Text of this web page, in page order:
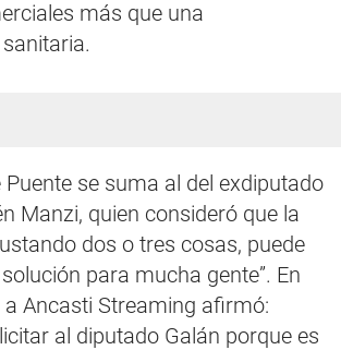
más que una
Puente se suma al del exdiputado
Manzi, quien consideró que la
dos o tres cosas, puede
para mucha gente”. En
Ancasti Streaming afirmó:
al diputado Galán porque es